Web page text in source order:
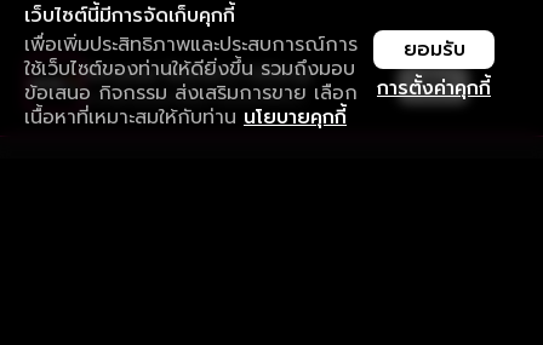
เว็บไซต์นี้มีการจัดเก็บคุกกี้
เพื่อเพิ่มประสิทธิภาพและประสบการณ์การ
ใช้เว็บไซต์ของท่านให้ดียิ่งขึ้น รวมถึงมอบ
ข้อเสนอ กิจกรรม ส่งเสริมการขาย เลือก
เนื้อหาที่เหมาะสมให้กับท่าน นโยบายคุกกี้
การตั้งค่าคุกกี้
ยอมรับ
ใช้งานแอป ลื่นไหลกว่า ไม่มีสะดุด
ดาวน์โหลดแอปเพื่อการรับชมที่ดีกว่า เปิด